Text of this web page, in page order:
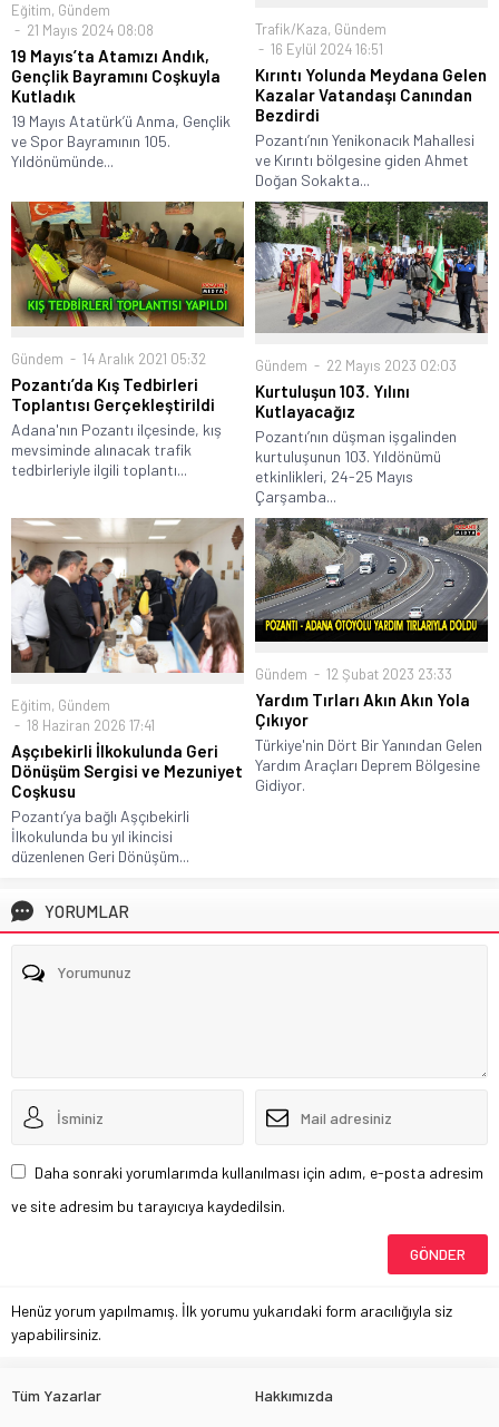
Eğitim, Gündem
21 Mayıs 2024 08:08
19 Mayıs’ta Atamızı Andık,
Gençlik Bayramını Coşkuyla
Kutladık
19 Mayıs Atatürk’ü Anma, Gençlik
ve Spor Bayramının 105.
Yıldönümünde...
Trafik/Kaza, Gündem
16 Eylül 2024 16:51
Kırıntı Yolunda Meydana Gelen
Kazalar Vatandaşı Canından
Bezdirdi
Pozantı’nın Yenikonacık Mahallesi
ve Kırıntı bölgesine giden Ahmet
Doğan Sokakta...
Gündem 14 Aralık 2021 05:32
Pozantı’da Kış Tedbirleri
Toplantısı Gerçekleştirildi
Adana'nın Pozantı ilçesinde, kış
mevsiminde alınacak trafik
tedbirleriyle ilgili toplantı...
Gündem 22 Mayıs 2023 02:03
Kurtuluşun 103. Yılını
Kutlayacağız
Pozantı’nın düşman işgalinden
kurtuluşunun 103. Yıldönümü
etkinlikleri, 24-25 Mayıs
Çarşamba...
Eğitim, Gündem
18 Haziran 2026 17:41
Aşçıbekirli İlkokulunda Geri
Dönüşüm Sergisi ve Mezuniyet
Coşkusu
Pozantı’ya bağlı Aşçıbekirli
İlkokulunda bu yıl ikincisi
düzenlenen Geri Dönüşüm...
Gündem 12 Şubat 2023 23:33
Yardım Tırları Akın Akın Yola
Çıkıyor
Türkiye'nin Dört Bir Yanından Gelen
Yardım Araçları Deprem Bölgesine
Gidiyor.
YORUMLAR
Daha sonraki yorumlarımda kullanılması için adım, e-posta adresim
ve site adresim bu tarayıcıya kaydedilsin.
Henüz yorum yapılmamış. İlk yorumu yukarıdaki form aracılığıyla siz
yapabilirsiniz.
Tüm Yazarlar Hakkımızda